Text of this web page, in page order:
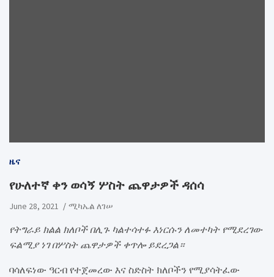
ዜና
የሁለተኛ ቀን ወሳኝ ሦስት ጨዋታዎች ዳሰሳ
June 28, 2021 ሚካኤል ለገሠ
የትግራይ ክልል ክለቦች በሊጉ ካልተሳተፉ እነርሱን ለመተካት የሚደረገው
ፍልሚያ ነገ በሦስት ጨዋታዎች ቀጥሎ ይደረጋል።
ባሳለፍነው ዓርብ የተጀመረው እና ስድስት ክለቦችን የሚያሳትፈው